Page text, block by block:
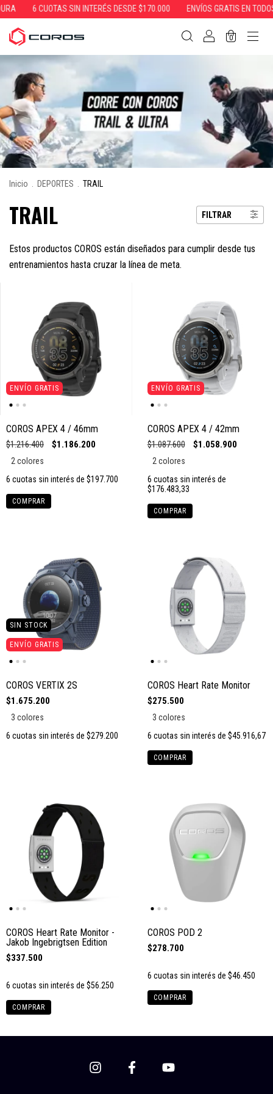
6 CUOTAS SIN INTERÉS DESDE $170.000 ENVÍOS GRATIS EN
0
Inicio DEPORTES TRAIL
TRAIL FILTRAR
Estos productos COROS están diseñados para cumplir desde tus
entrenamientos hasta cruzar la línea de meta.
ENVÍO GRATIS
COROS APEX 4 / 46mm
$1.216.400 $1.186.200
2 colores
6 cuotas sin interés de $197.700
COMPRAR
ENVÍO GRATIS
COROS APEX 4 / 42mm
$1.087.600 $1.058.900
2 colores
6 cuotas sin interés de
$176.483,33
COMPRAR
SIN STOCK
ENVÍO GRATIS
COROS VERTIX 2S
$1.675.200
3 colores
6 cuotas sin interés de $279.200
COROS Heart Rate Monitor
$275.500
3 colores
6 cuotas sin interés de $45.916,67
COMPRAR
COROS Heart Rate Monitor -
Jakob Ingebrigtsen Edition
$337.500
6 cuotas sin interés de $56.250
COMPRAR
COROS POD 2
$278.700
6 cuotas sin interés de $46.450
COMPRAR